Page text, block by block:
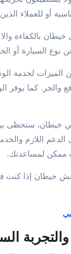
أو للعملاء
بالكفاءة
السيارة أو
الميزات لخدمة
والجر. كما يوفر
ستحظى
ممكن لمساعدتك.
خيطان إذا كنت